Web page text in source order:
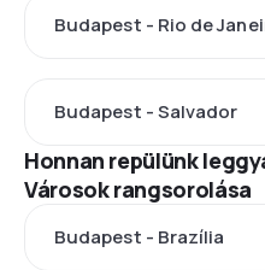
Budapest - Rio de
Budapest - Salvador
Honnan repülünk
Városok rangsorolása
Budapest - Brazília